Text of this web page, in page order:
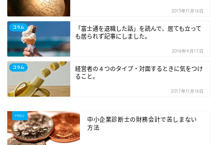
2013年11月16日
コラム
「富士通を退職した話」を読んで、居ても立って
も居られず記事にしました。
2016年4月17日
コラム
経営者の４つのタイプ・対面するときに気をつけ
ること。
2017年11月16日
中小企業診断士の財務会計で苦しまない
方法